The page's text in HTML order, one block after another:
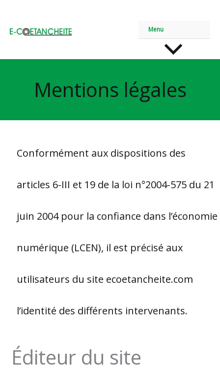
contenu
Menu
Mentions légales
Conformément aux dispositions des
articles 6-III et 19 de la loi n°2004-575 du 21
juin 2004 pour la confiance dans l’économie
numérique (LCEN), il est précisé aux
utilisateurs du site ecoetancheite.com
l’identité des différents intervenants.
Éditeur du site